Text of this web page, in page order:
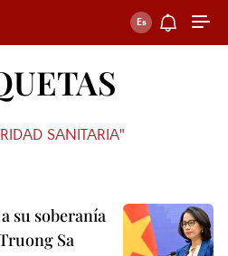
SANITARIA"
su soberanía
Sa